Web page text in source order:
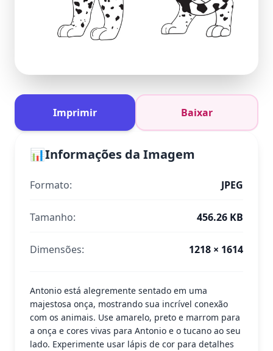
Imprimir Baixar
📊Informações da Imagem
Formato: JPEG
Tamanho: 456.26 KB
Dimensões: 1218 × 1614
Antonio está alegremente sentado em uma
majestosa onça, mostrando sua incrível conexão
com os animais. Use amarelo, preto e marrom para
a onça e cores vivas para Antonio e o tucano ao seu
lado. Experimente usar lápis de cor para detalhes